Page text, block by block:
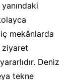
mekânlarda
ziyaret
Deniz
tekne